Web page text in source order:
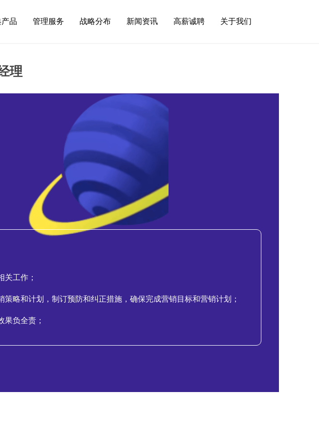
品 管理服务 战略分布 新闻资讯 高薪诚聘 关于我们
理
工作；
略和计划，制订预防和纠正措施，确保完成营销目标和营销计划；
负全责；